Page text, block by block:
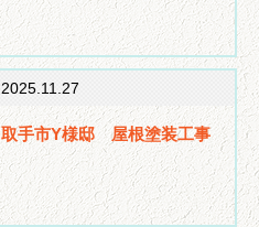
2025.11.27
取手市Y様邸 屋根塗装工事